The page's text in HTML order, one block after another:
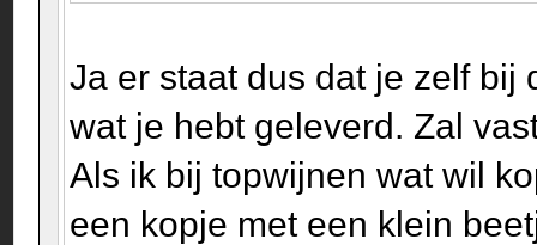
Ja er staat dus dat je zelf bij
wat je hebt geleverd. Zal
Als ik bij topwijnen wat wil
een kopje met een klein